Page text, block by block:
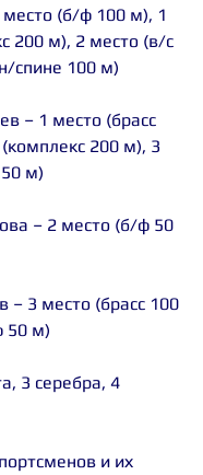
место (б/ф 100 м), 1
200 м), 2 место (в/с
спине 100 м)
– 1 место (брасс
200 м), 3
м)
– 2 место (б/ф 50
– 3 место (брасс 100
50 м)
3 серебра, 4
и их